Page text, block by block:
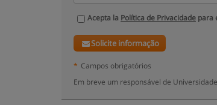
Acepta la Política de Privacidade para
Solicite informação
* Campos obrigatórios
Em breve um responsável de